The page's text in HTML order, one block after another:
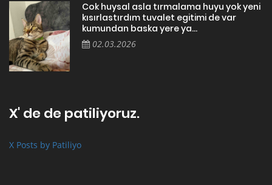
Cok huysal asla tırmalama huyu yok yeni
kısırlastırdım tuvalet egitimi de var
kumundan baska yere ya...
02.03.2026
X' de de patiliyoruz.
X Posts by Patiliyo